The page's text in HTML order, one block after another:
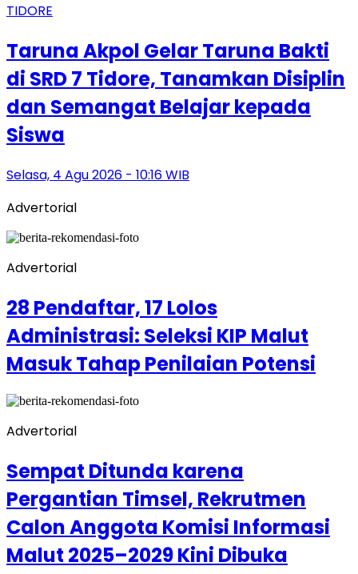
TIDORE
Taruna Akpol Gelar Taruna Bakti
di SRD 7 Tidore, Tanamkan Disiplin
dan Semangat Belajar kepada
Siswa
Selasa, 4 Agu 2026 - 10:16 WIB
Advertorial
Advertorial
28 Pendaftar, 17 Lolos
Administrasi: Seleksi KIP Malut
Masuk Tahap Penilaian Potensi
Advertorial
Sempat Ditunda karena
Pergantian Timsel, Rekrutmen
Calon Anggota Komisi Informasi
Malut 2025–2029 Kini Dibuka